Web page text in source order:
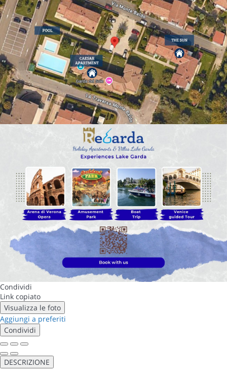
Condividi
Link copiato
Visualizza le foto
Aggiungi a preferiti
Condividi
DESCRIZIONE